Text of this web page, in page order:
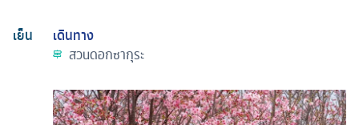
เย็น
เดินทาง
สวนดอกซากุระ